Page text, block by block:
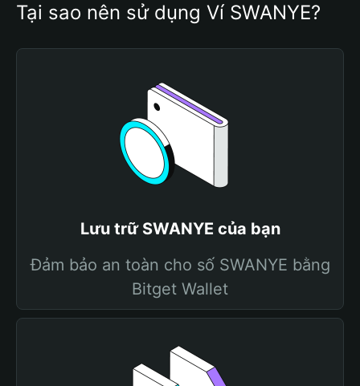
Tại sao nên sử dụng Ví SWANYE?
Lưu trữ SWANYE của bạn
Đảm bảo an toàn cho số SWANYE bằng
Bitget Wallet